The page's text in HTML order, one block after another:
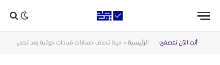
أنت الآن تتصفح: الرئيسية » ميتا تحذف حسابات قيادات حوثية بعد تصنيفهم كمنظمة إرهابية